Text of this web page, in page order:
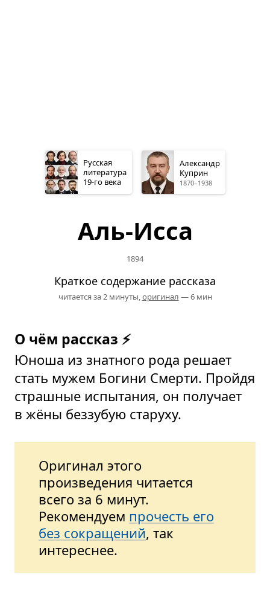
Русская
литература
19-говека
Александр
Куприн
1870–1938
Аль-Исса
1894
Краткое содержание рассказа
читается за 2 минуты,оригинал — 6 мин
О чём рассказ ⚡
Юноша из знатного рода решает
стать мужем Богини Смерти. Пройдя
страшные испытания, он получает
в жёны беззубую старуху.
Оригинал этого
произведения читается
всего за 6 минут.
Рекомендуем прочесть его
без сокращений, так
интереснее.